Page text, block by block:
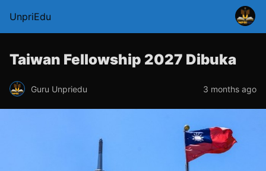
UnpriEdu
Taiwan Fellowship 2027 Dibuka
Guru Unpriedu 3 months ago